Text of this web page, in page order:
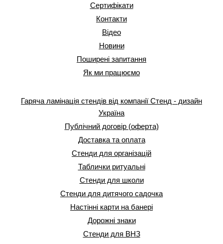
Сертифікати
Контакти
Відео
Новини
Поширені запитання
Як ми працюємо
Гаряча ламінація стендів від компанії Стенд - дизайн
Україна
Публічний договір (оферта)
Доставка та оплата
Стенди для організацій
Таблички ритуальні
Стенди для школи
Стенди для дитячого садочка
Настінні карти на банері
Дорожні знаки
Стенди для ВНЗ